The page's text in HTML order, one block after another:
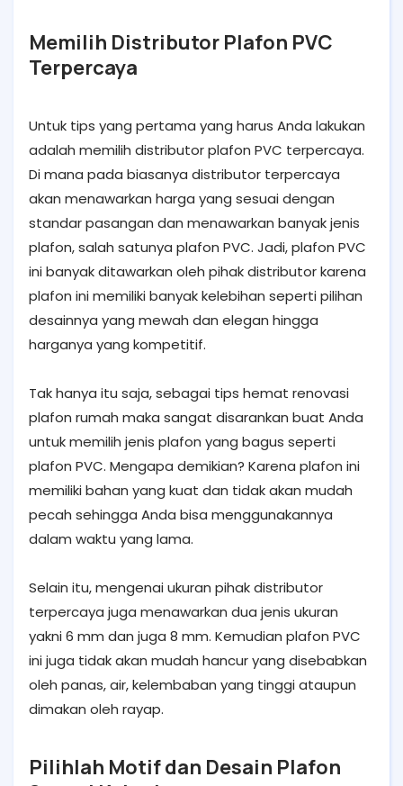
Memilih Distributor Plafon PVC
Terpercaya
Untuk tips yang pertama yang harus Anda lakukan
adalah memilih distributor plafon PVC terpercaya.
Di mana pada biasanya distributor terpercaya
akan menawarkan harga yang sesuai dengan
standar pasangan dan menawarkan banyak jenis
plafon, salah satunya plafon PVC. Jadi, plafon PVC
ini banyak ditawarkan oleh pihak distributor karena
plafon ini memiliki banyak kelebihan seperti pilihan
desainnya yang mewah dan elegan hingga
harganya yang kompetitif.
Tak hanya itu saja, sebagai tips hemat renovasi
plafon rumah maka sangat disarankan buat Anda
untuk memilih jenis plafon yang bagus seperti
plafon PVC. Mengapa demikian? Karena plafon ini
memiliki bahan yang kuat dan tidak akan mudah
pecah sehingga Anda bisa menggunakannya
dalam waktu yang lama.
Selain itu, mengenai ukuran pihak distributor
terpercaya juga menawarkan dua jenis ukuran
yakni 6 mm dan juga 8 mm. Kemudian plafon PVC
ini juga tidak akan mudah hancur yang disebabkan
oleh panas, air, kelembaban yang tinggi ataupun
dimakan oleh rayap.
Pilihlah Motif dan Desain Plafon